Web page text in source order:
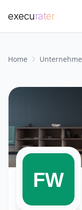
execurater
Home